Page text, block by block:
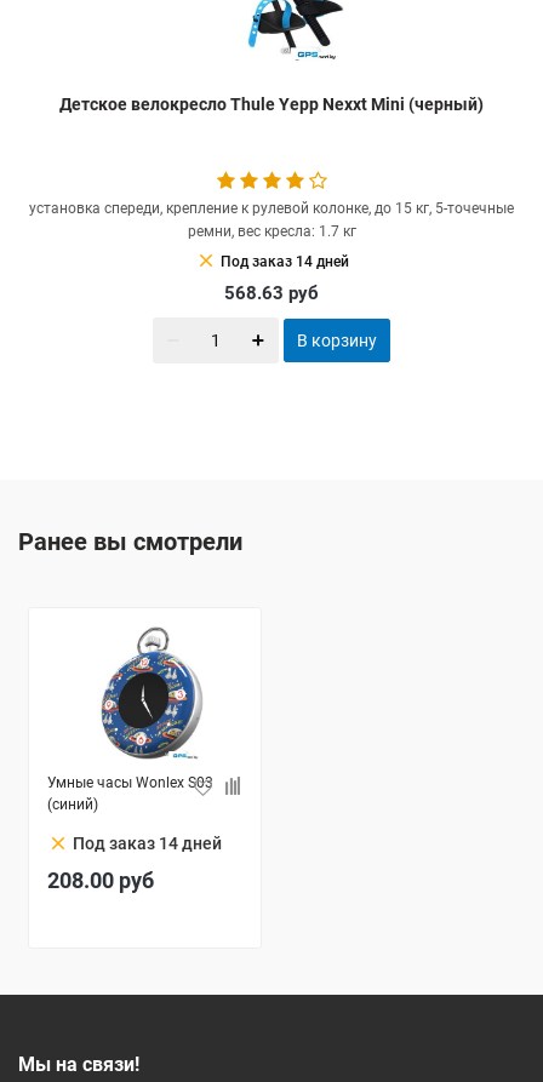
Детское велокресло Thule Yepp Nexxt Mini (черный)
установка спереди, крепление к рулевой колонке, до 15 кг, 5-точечные
ремни, вес кресла: 1.7 кг
clear Под заказ 14 дней
568.63 руб
В корзину
Ранее вы смотрели
Умные часы Wonlex S03
(синий)
clear Под заказ 14 дней
208.00 руб
Мы на связи!